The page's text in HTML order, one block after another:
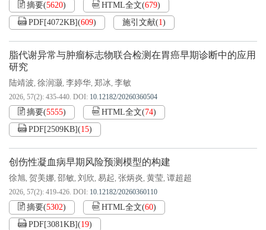
摘要(5620) HTML全文(679)
PDF[4072KB](609) 施引文献(1)
脂代谢异常与肿瘤标志物联合检测在胃癌早期诊断中的应用
研究
陆靖波, 徐润灏, 李婷华, 郑冰, 李敏
2026, 57(2): 435-440. DOI: 10.12182/20260360504
摘要(5555) HTML全文(74)
PDF[2509KB](15)
创伤性凝血病早期风险预测模型的构建
徐旭, 贺美娜, 邵敏, 刘欣, 易起, 张炳炎, 黄莹, 谭超超
2026, 57(2): 419-426. DOI: 10.12182/20260360110
摘要(5302) HTML全文(60)
PDF[3081KB](19)